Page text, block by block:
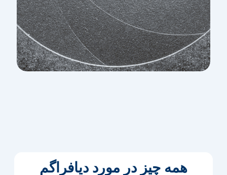
همه چیز در مورد دیافراگم